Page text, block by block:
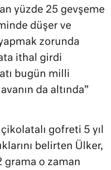
yüzde 25 gevşeme
düşer ve
zorunda
ithal girdi
bugün milli
da altında”
gofreti 5 yıl
belirten Ülker,
grama o zaman